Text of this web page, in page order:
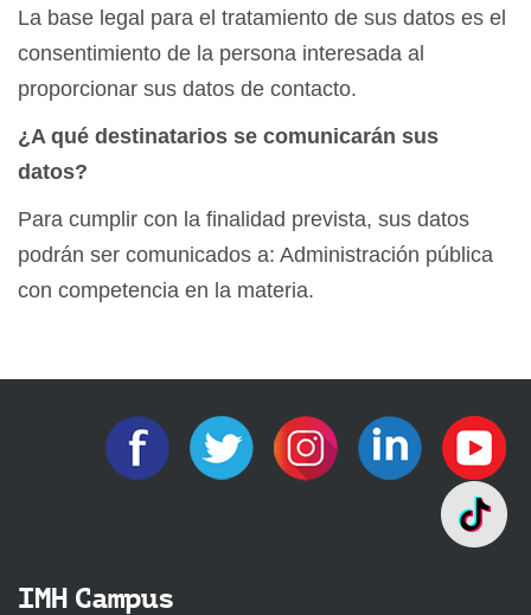
La base legal para el tratamiento de sus datos es el
consentimiento de la persona interesada al
proporcionar sus datos de contacto.
¿A qué destinatarios se comunicarán sus
datos?
Para cumplir con la finalidad prevista, sus datos
podrán ser comunicados a: Administración pública
con competencia en la materia.
IMH Campus